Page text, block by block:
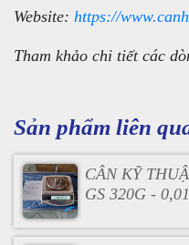
Website: https://
Tham khảo chi tiết các
Sản phẩm liên
CÂN KỸ
GS 320G -